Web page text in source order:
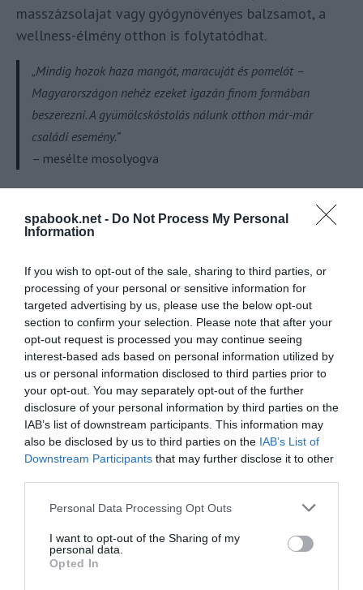
spabook.net - Do Not Process My Personal
Information
If you wish to opt-out of the sale, sharing to third parties, or
processing of your personal or sensitive information for
targeted advertising by us, please use the below opt-out
section to confirm your selection. Please note that after your
opt-out request is processed you may continue seeing
interest-based ads based on personal information utilized by
us or personal information disclosed to third parties prior to
your opt-out. You may separately opt-out of the further
disclosure of your personal information by third parties on the
IAB’s list of downstream participants. This information may
also be disclosed by us to third parties on the IAB’s List of
Downstream Participants that may further disclose it to other
Please note that this website/app uses one or more Google
not limited to your visit or usage behaviour. You may click to
grant or deny consent to Google and its third-party tags to
use your data for below specified purposes in below Google
Personal Data Processing Opt Outs
I want to opt-out of the Sharing of my
personal data.
Opted In
masszázsolajat vagy gyógynövényes balzsamot, a
wellness-élmény otthon is folytatódhat.
„Mindig hozok haza mangót, maracuját és pomelót –
Magyarországon nehéz ezeket igazán finom formában
beszerezni. A gyümölcskóstolás nálunk otthon már-már
családi esemény.”
– mesélte mosolyogva
A dél-koreai szépségápolás nem véletlenül világhírű,
szépségápolási rutinja sem lehet teljes koreai
kozmetikumok nélkül. A hidratáló esszenciák,
nyugtató ampullák és BB krémek SPF-védelemmel
egyenesen kötelezőek a síma, fénylő arcbőrnek –
főleg 10 ezer méteren.
„A K-Beauty része a szépségrutinunknak. Segít megőrizni a
ragyogó bőrt a hosszú távú repüléseken is, hiszen a
világszerte jól ismert Emirates-megjelenés alapja a
bőrápolás. Dél-Koreából sosem lehet kevés holmit hazahozni
– szerencsére az Emirates utasai akár 32 kilógramm
poggyásszal is utazhatnak, így bőven jut hely egy komplett,
tízlépéses bőrápoló szettnek vagy egy szérumcsomagnak is.”
– hangsúlyozta Renáta.